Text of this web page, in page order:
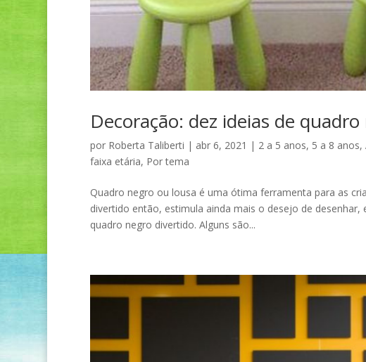
Decoração: dez ideias de
por Roberta Taliberti | abr 6, 2021 | 2 a 5 anos, 5 a 8 anos,
faixa etária, Por tema
Quadro negro ou lousa é uma ótima ferramenta para as
divertido então, estimula ainda mais o desejo de desenhar,
quadro negro divertido. Alguns são...